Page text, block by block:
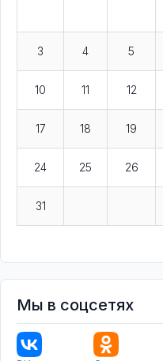
3 4 5
10 11 12
17 18 19
24 25 26
31
Мы в соцсетях